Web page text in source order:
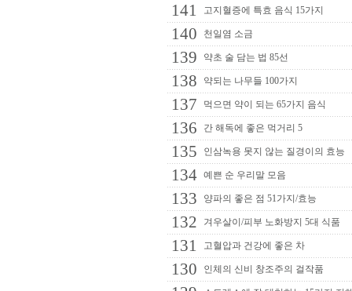
141 고지혈증에 특효 음식 15가지
140 천일염 소금
139 약초 술 담는 법 85선
138 약되는 나무들 100가지
137 먹으면 약이 되는 65가지 음식
136 간 해독에 좋은 먹거리 5
135 인삼녹용 못지 않는 질경이의 효능
134 예쁜 순 우리말 모음
133 양파의 좋은 점 51가지/효능
132 겨우살이/피부 노화방지 5대 식품
131 고혈압과 건강에 좋은 차
130 인체의 신비 창조주의 걸작품